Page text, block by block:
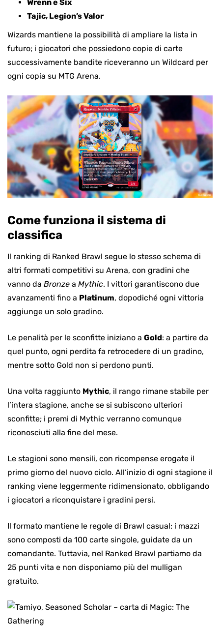
Wrenn e Six
Tajic, Legion’s Valor
Wizards mantiene la possibilità di ampliare la lista in
futuro; i giocatori che possiedono copie di carte
successivamente bandite riceveranno un Wildcard per
ogni copia su MTG Arena.
Come funziona il sistema di
classifica
Il ranking di Ranked Brawl segue lo stesso schema di
altri formati competitivi su Arena, con gradini che
vanno da Bronze a Mythic. I vittori garantiscono due
avanzamenti fino a Platinum, dopodiché ogni vittoria
aggiunge un solo gradino.
Le penalità per le sconfitte iniziano a Gold: a partire da
quel punto, ogni perdita fa retrocedere di un gradino,
mentre sotto Gold non si perdono punti.
Una volta raggiunto Mythic, il rango rimane stabile per
l’intera stagione, anche se si subiscono ulteriori
sconfitte; i premi di Mythic verranno comunque
riconosciuti alla fine del mese.
Le stagioni sono mensili, con ricompense erogate il
primo giorno del nuovo ciclo. All’inizio di ogni stagione il
ranking viene leggermente ridimensionato, obbligando
i giocatori a riconquistare i gradini persi.
Il formato mantiene le regole di Brawl casual: i mazzi
sono composti da 100 carte singole, guidate da un
comandante. Tuttavia, nel Ranked Brawl partiamo da
25 punti vita e non disponiamo più del mulligan
gratuito.